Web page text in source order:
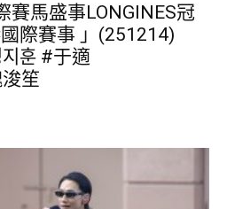
賽馬盛事LONGINES冠
際賽事 」(251214)
훈 #于適
笙